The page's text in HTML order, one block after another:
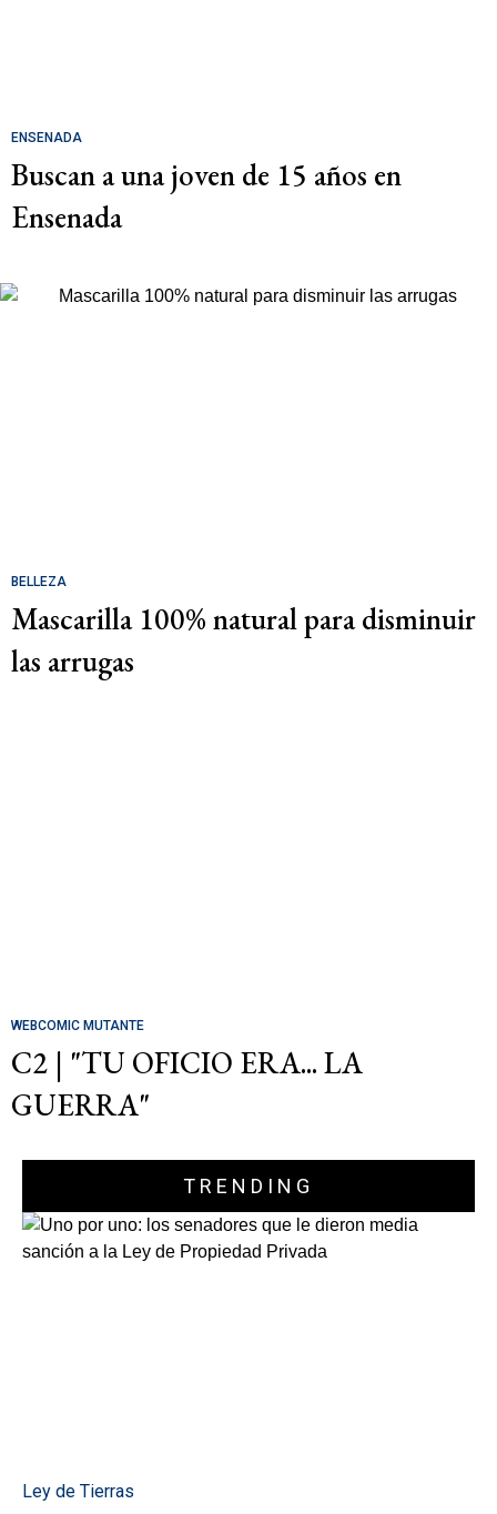
ENSENADA
Buscan a una joven de 15 años en
Ensenada
BELLEZA
Mascarilla 100% natural para disminuir
las arrugas
WEBCOMIC MUTANTE
C2 | "TU OFICIO ERA... LA
GUERRA"
TRENDING
Ley de Tierras